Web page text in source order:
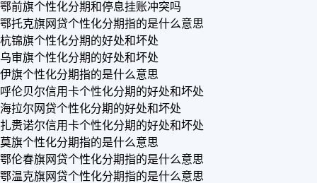
鄂前旗个性化分期和停息挂账冲突吗
鄂托克旗网贷个性化分期指的是什么意思
杭锦旗个性化分期的好处和坏处
乌审旗个性化分期的好处和坏处
伊旗个性化分期指的是什么意思
呼伦贝尔信用卡个性化分期的好处和坏处
海拉尔网贷个性化分期的好处和坏处
扎赉诺尔信用卡个性化分期的好处和坏处
莫旗个性化分期指的是什么意思
鄂伦春旗网贷个性化分期指的是什么意思
鄂温克旗网贷个性化分期指的是什么意思